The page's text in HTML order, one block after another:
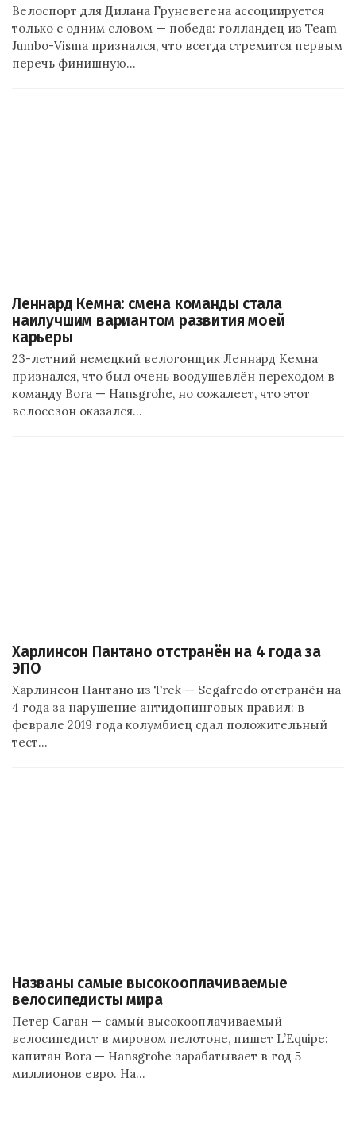
Велоспорт для Дилана Груневегена ассоциируется
только с одним словом — победа: голландец из Team
Jumbo-Visma признался, что всегда стремится первым
перечь финишную…
Леннард Кемна: смена команды стала
наилучшим вариантом развития моей
карьеры
23-летний немецкий велогонщик Леннард Кемна
признался, что был очень воодушевлён переходом в
команду Bora — Hansgrohe, но сожалеет, что этот
велосезон оказался…
Харлинсон Пантано отстранён на 4 года за
ЭПО
Харлинсон Пантано из Trek — Segafredo отстранён на
4 года за нарушение антидопинговых правил: в
феврале 2019 года колумбиец сдал положительный
тест…
Названы самые высокооплачиваемые
велосипедисты мира
Петер Саган — самый высокооплачиваемый
велосипедист в мировом пелотоне, пишет L’Equipe:
капитан Bora — Hansgrohe зарабатывает в год 5
миллионов евро. На…